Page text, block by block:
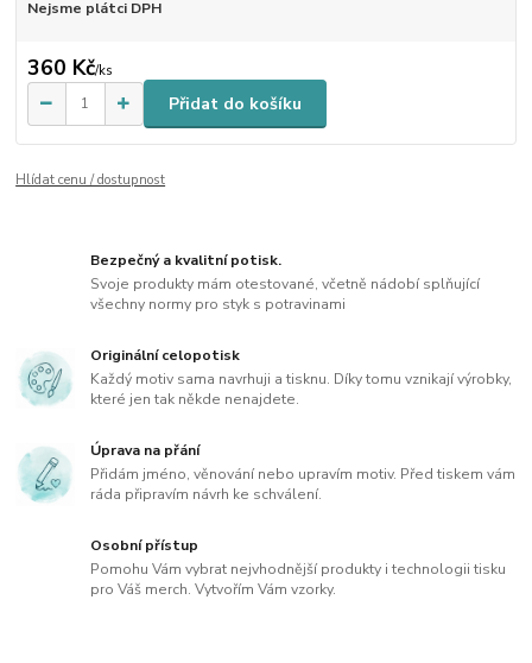
Nejsme plátci DPH
360 Kč/ks
Přidat do košíku
Hlídat cenu / dostupnost
Bezpečný a kvalitní potisk.
Svoje produkty mám otestované, včetně nádobí splňující
všechny normy pro styk s potravinami
Originální celopotisk
Každý motiv sama navrhuji a tisknu. Díky tomu vznikají výrobky,
které jen tak někde nenajdete.
Úprava na přání
Přidám jméno, věnování nebo upravím motiv. Před tiskem vám
ráda připravím návrh ke schválení.
Osobní přístup
Pomohu Vám vybrat nejvhodnější produkty i technologii tisku
pro Váš merch. Vytvořím Vám vzorky.